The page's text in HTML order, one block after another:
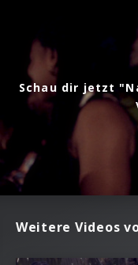
Schau dir jetzt
Weitere Videos